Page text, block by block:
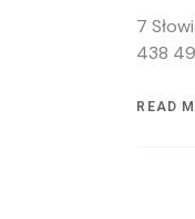
7
438
READ